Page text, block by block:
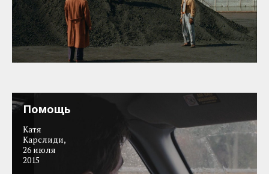
Помощь
Катя
Карслиди,
26 июля
2015